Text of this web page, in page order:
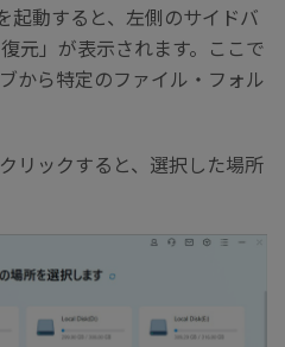
起動すると、左側のサイドバ
元」が表示されます。ここで
から特定のファイル・フォル
リックすると、選択した場所